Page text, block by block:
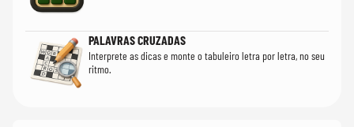
PALAVRAS CRUZADAS
Interprete as dicas e monte o tabuleiro letra por letra, no seu
ritmo.